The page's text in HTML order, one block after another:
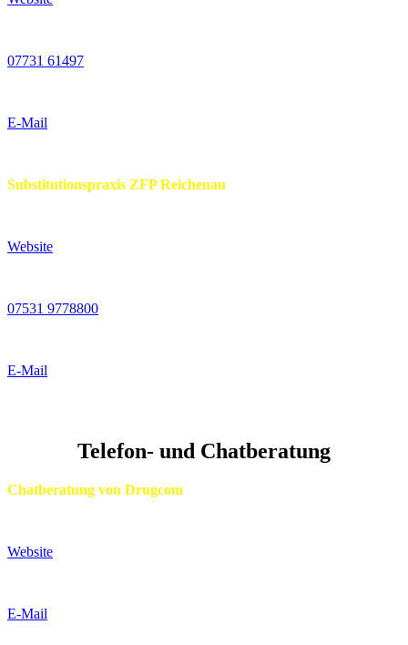
07731 61497
E-Mail
Substitutionspraxis ZFP Reichenau
Website
07531 9778800
E-Mail
Telefon- und Chatberatung
Chatberatung von Drugcom
Website
E-Mail